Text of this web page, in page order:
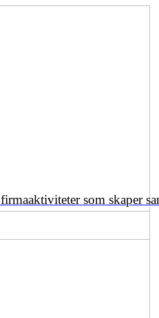
som skaper